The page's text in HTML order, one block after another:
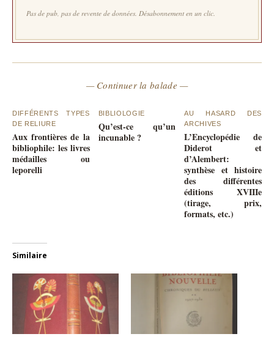
Pas de pub, pas de revente de données. Désabonnement en un clic.
— Continuer la balade —
DIFFÉRENTS TYPES
DE RELIURE
Aux frontières de la
bibliophile: les livres
médailles ou
leporelli
BIBLIOLOGIE
Qu’est-ce qu’un
incunable ?
AU HASARD DES
ARCHIVES
L’Encyclopédie de
Diderot et
d’Alembert:
synthèse et histoire
des différentes
éditions XVIIIe
(tirage, prix,
formats, etc.)
Similaire